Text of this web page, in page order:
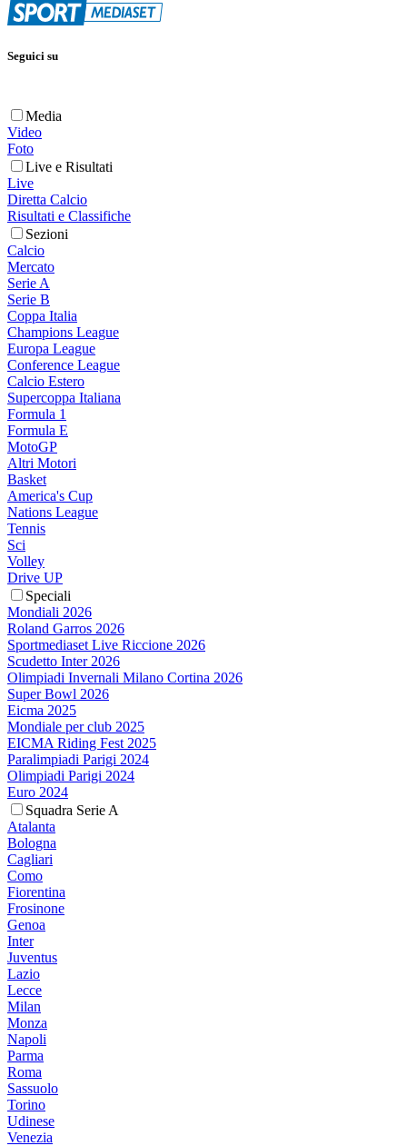
Seguici su
Media
Video
Foto
Live e Risultati
Live
Diretta Calcio
Risultati e Classifiche
Sezioni
Calcio
Mercato
Serie A
Serie B
Coppa Italia
Champions League
Europa League
Conference League
Calcio Estero
Supercoppa Italiana
Formula 1
Formula E
MotoGP
Altri Motori
Basket
America's Cup
Nations League
Tennis
Sci
Volley
Drive UP
Speciali
Mondiali 2026
Roland Garros 2026
Sportmediaset Live Riccione 2026
Scudetto Inter 2026
Olimpiadi Invernali Milano Cortina 2026
Super Bowl 2026
Eicma 2025
Mondiale per club 2025
EICMA Riding Fest 2025
Paralimpiadi Parigi 2024
Olimpiadi Parigi 2024
Euro 2024
Squadra Serie A
Atalanta
Bologna
Cagliari
Como
Fiorentina
Frosinone
Genoa
Inter
Juventus
Lazio
Lecce
Milan
Monza
Napoli
Parma
Roma
Sassuolo
Torino
Udinese
Venezia